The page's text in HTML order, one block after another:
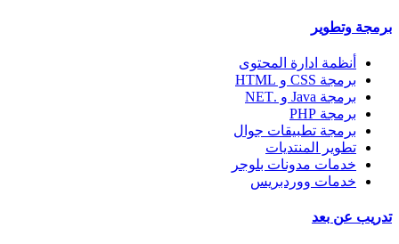
برمجة وتطوير
أنظمة ادارة المحتوى
برمجة CSS و HTML
برمجة Java و .NET
برمجة PHP
برمجة تطبيقات جوال
تطوير المنتديات
خدمات مدونات بلوجر
خدمات ووردبريس
تدريب عن بعد